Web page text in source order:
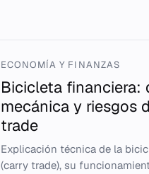
ECONOMÍA Y FINANZAS
Bicicleta financiera:
mecánica y riesgos
trade
Explicación técnica de la
(carry trade), su